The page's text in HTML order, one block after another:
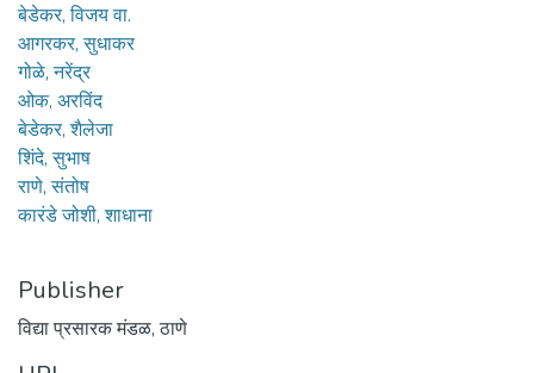
बेडेकर, विजय वा.
आगरकर, सुधाकर
गोळे, नरेंद्र
ओक, अरविंद
बेडेकर, शैलेजा
शिंदे, सुभाष
राणे, संतोष
कारंडे जोशी, शाधाना
Publisher
विद्या प्रसारक मंडळ, ठाणे